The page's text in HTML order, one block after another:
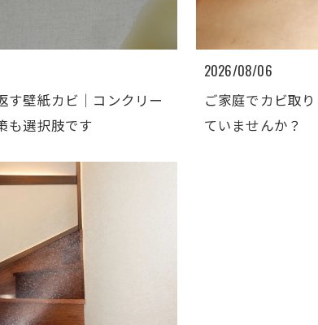
す壁紙カビ｜コンクリー
も選択肢です
2026/08/06
ご家庭でカビ取
ていませんか？